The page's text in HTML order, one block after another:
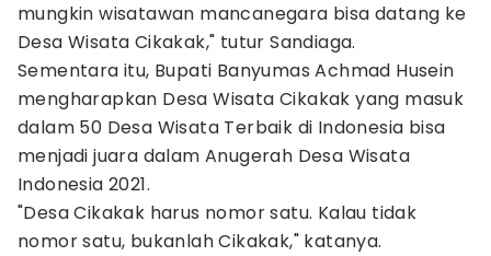
mungkin wisatawan mancanegara bisa datang ke
Desa Wisata Cikakak," tutur Sandiaga.
Sementara itu, Bupati Banyumas Achmad Husein
mengharapkan Desa Wisata Cikakak yang masuk
dalam 50 Desa Wisata Terbaik di Indonesia bisa
menjadi juara dalam Anugerah Desa Wisata
Indonesia 2021.
"Desa Cikakak harus nomor satu. Kalau tidak
nomor satu, bukanlah Cikakak," katanya.